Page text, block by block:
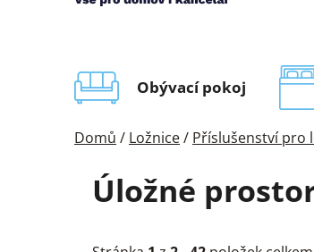
Obývací pokoj
Domů / Ložnice/ Příslušenství pro
Úložné